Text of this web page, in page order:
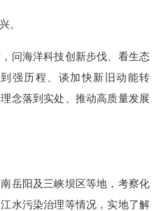
。
海洋科技创新步伐、看生态
强历程、谈加快新旧动能转
念落到实处、推动高质量发展
阳及三峡坝区等地，考察化
水污染治理等情况，实地了解